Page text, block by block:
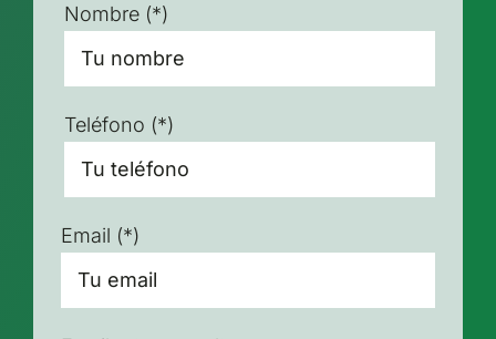
Nombre (*)
Teléfono (*)
Email (*)